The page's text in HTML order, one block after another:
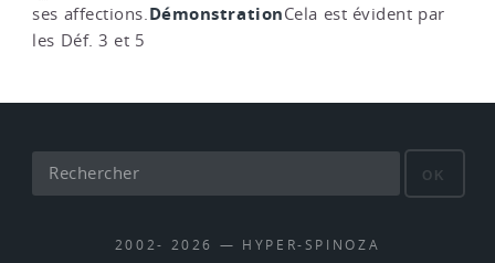
ses affections. DémonstrationCela est évident par
les Déf. 3 et 5
OK
2002- 2026 — HYPER-SPINOZA